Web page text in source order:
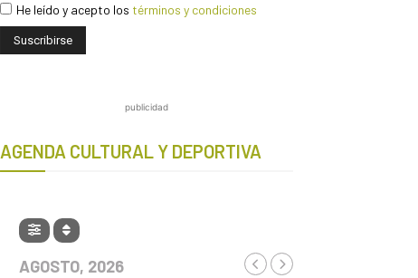
He leído y acepto los términos y condiciones
publicidad
AGENDA CULTURAL Y DEPORTIVA
AGOSTO, 2026